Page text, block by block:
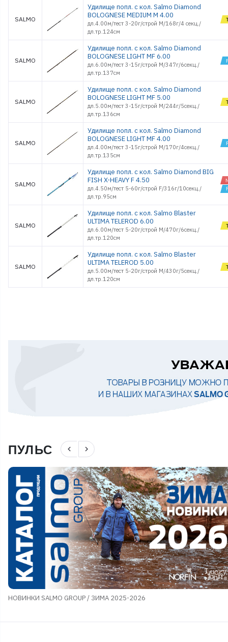
SALMO
Удилище попл. с кол. Salmo Diamond
BOLOGNESE MEDIUM M 4.00
дл.4.00м/тест 3-20г/строй M/168г/4 секц./
дл.тр.124см
SALMO
Удилище попл. с кол. Salmo Diamond
BOLOGNESE LIGHT MF 6.00
дл.6.00м/тест 3-15г/строй M/347г/6секц./
дл.тр.137см
SALMO
Удилище попл. с кол. Salmo Diamond
BOLOGNESE LIGHT MF 5.00
дл.5.00м/тест 3-15г/строй M/244г/5секц./
дл.тр.136см
SALMO
Удилище попл. с кол. Salmo Diamond
BOLOGNESE LIGHT MF 4.00
дл.4.00м/тест 3-15г/строй M/170г/4секц./
дл.тр.135см
SALMO
Удилище попл. с кол. Salmo Diamond BIG
FISH X-HEAVY F 4.50
дл.4.50м/тест 5-60г/строй F/316г/10секц./
дл.тр.95см
SALMO
Удилище попл. с кол. Salmo Blaster
ULTIMA TELEROD 6.00
дл.6.00м/тест 5-20г/строй M/470г/6секц./
дл.тр.120см
SALMO
Удилище попл. с кол. Salmo Blaster
ULTIMA TELEROD 5.00
дл.5.00м/тест 5-20г/строй M/430г/5секц./
дл.тр.120см
ПУЛЬС navigate_before navigate_next
НОВИНКИ SALMO GROUP / ЗИМА 2025-2026